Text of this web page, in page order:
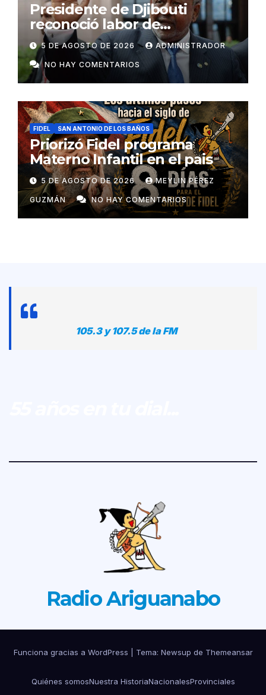
Presidente de Djibouti
reconoció labor de
colaboradores de Cuba
5 DE AGOSTO DE 2026 ADMINISTRADOR
NO HAY COMENTARIOS
FIDEL SAN ANTONIO DE LOS BAÑOS
Priorizó Fidel programa
Materno Infantil en el pais
5 DE AGOSTO DE 2026 MEYLIN PÉREZ
GUZMÁN NO HAY COMENTARIOS
105.3 y 107.5 de la FM
Radio Ariguanabo
Funciona gracias a WordPress Tema: Newsup de Themeansar
Quiénes somosNuestra HistoriaNacionalesProvinciales